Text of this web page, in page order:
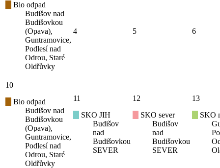
Bio odpad
Budišov nad
Budišovkou
(Opava),
Guntramovice,
Podlesí nad
Odrou, Staré
Oldřůvky
4 5 6
10
Bio odpad
Budišov nad
Budišovkou
(Opava),
Guntramovice,
Podlesí nad
Odrou, Staré
Oldřůvky
11
SKO JIH
Budišov
nad
Budišovkou
SEVER
12
SKO sever
Budišov
nad
Budišovkou
SEVER
13
SKO